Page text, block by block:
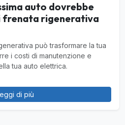
auto dovrebbe
frenata rigenerativa
può trasformare la tua
i costi di manutenzione e
tua auto elettrica.
di più